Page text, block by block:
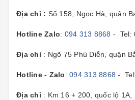
Địa chỉ : Số 158, Ngọc Hà, quận
Hotline Zalo: 094 313 8868 - Tel:
Địa chỉ : Ngõ 75 Phú Diễn, quận
Hotline - Zalo: 094 313 8868-
Địa chỉ : Km 16 + 200, quốc lộ